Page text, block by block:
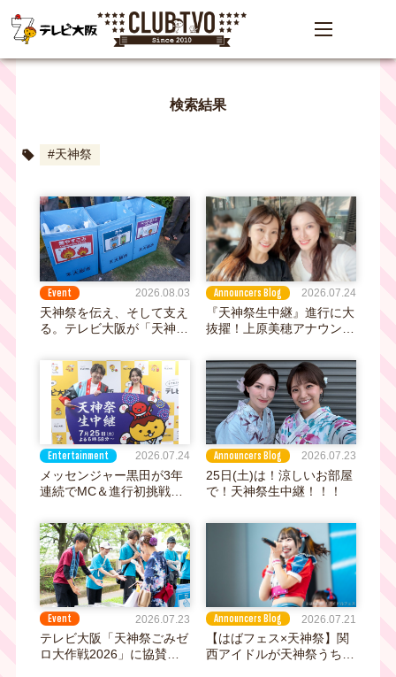
検索結果
#天神祭
Event 2026.08.03
天神祭を伝え、そして支え
る。テレビ大阪が「天神祭
参加しました
Announcers Blog 2026.07.24
『天神祭生中継』進行に大
抜擢！上原美穂アナウンサ
Entertainment 2026.07.24
メッセンジャー黒田が3年
連続でMC＆進行初挑戦！
入感”あふれる『天神祭 生
中継 2026』
Announcers Blog 2026.07.23
25日(土)は！涼しいお部屋
で！天神祭生中継！！！
Event 2026.07.23
テレビ大阪「天神祭ごみゼ
ロ大作戦2026」に協賛～
Announcers Blog 2026.07.21
【はばフェス×天神祭】関
西アイドルが天神祭うちわ